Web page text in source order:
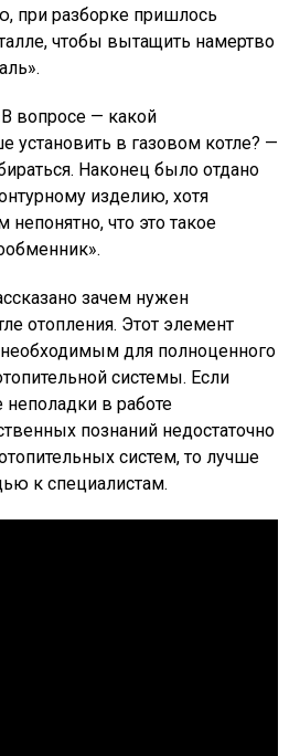
при разборке пришлось
чтобы вытащить намертво
вопросе — какой
установить в газовом котле? —
Наконец было отдано
изделию, хотя
что это такое
зачем нужен
отопления. Этот элемент
для полноценного
системы. Если
в работе
познаний недостаточно
систем, то лучше
к специалистам.